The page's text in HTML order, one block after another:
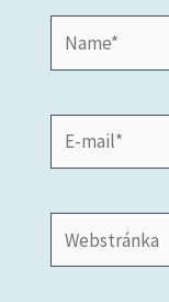
Name*
mail*
Webstránka